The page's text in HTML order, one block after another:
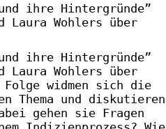
ihre Hintergründe”
Laura Wohlers über
ihre Hintergründe”
Laura Wohlers über
widmen sich die
Thema und diskutieren
gehen sie Fragen